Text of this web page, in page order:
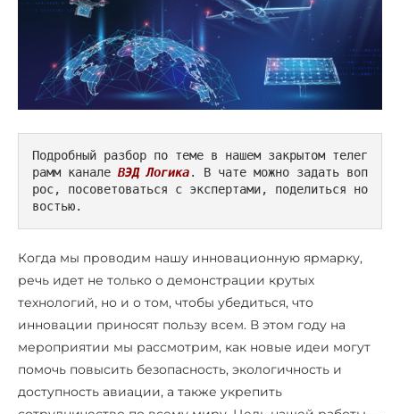
Подробный разбор по теме в нашем закрытом телег
рамм канале ВЭД Логика. В чате можно задать воп
рос, посоветоваться с экспертами, поделиться но
востью.
Когда мы проводим нашу инновационную ярмарку,
речь идет не только о демонстрации крутых
технологий, но и о том, чтобы убедиться, что
инновации приносят пользу всем. В этом году на
мероприятии мы рассмотрим, как новые идеи могут
помочь повысить безопасность, экологичность и
доступность авиации, а также укрепить